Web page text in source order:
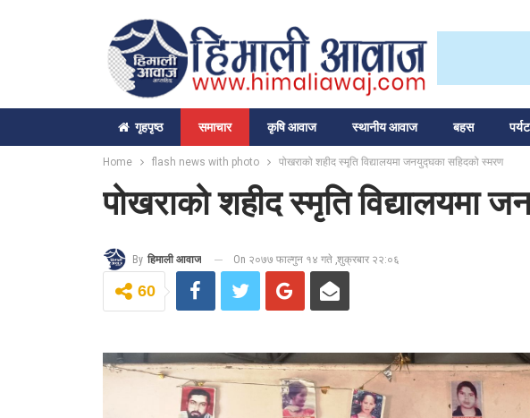
गृहपृष्‍ठ समाचार कृषि आवाज स्थानीय आवाज बहस
Home flash news with photo पोखराको शहीद स्मृति विद्यालयमा जनयुद्घका सहिदको स्मरण
पोखराको शहीद स्मृति विद्यालयमा
By हिमाली आवाज On २०७७ फाल्गुन १४ गते ,शुक्रबार २२:०६
60